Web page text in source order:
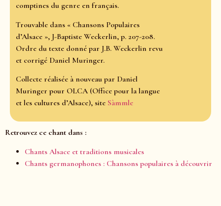
comptines du genre en français.
Trouvable dans « Chansons Populaires
d’Alsace », J-Baptiste Weckerlin, p. 207-208.
Ordre du texte donné par J.B. Weckerlin revu
et corrigé Daniel Muringer.
Collecte réalisée à nouveau par Daniel
Muringer pour OLCA (Office pour la langue
et les cultures d’Alsace), site Sàmmle
Retrouvez ce chant dans :
Chants Alsace et traditions musicales
Chants germanophones : Chansons populaires à découvrir